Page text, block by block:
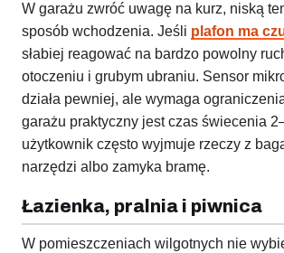
W garażu zwróć uwagę na kurz, niską
sposób wchodzenia. Jeśli plafon ma
słabiej reagować na bardzo powolny
otoczeniu i grubym ubraniu. Sensor
działa pewniej, ale wymaga
garażu praktyczny jest czas świecenia
użytkownik często wyjmuje rzeczy z
narzędzi albo zamyka bramę.
Łazienka, pralnia i piwnica
W pomieszczeniach wilgotnych nie